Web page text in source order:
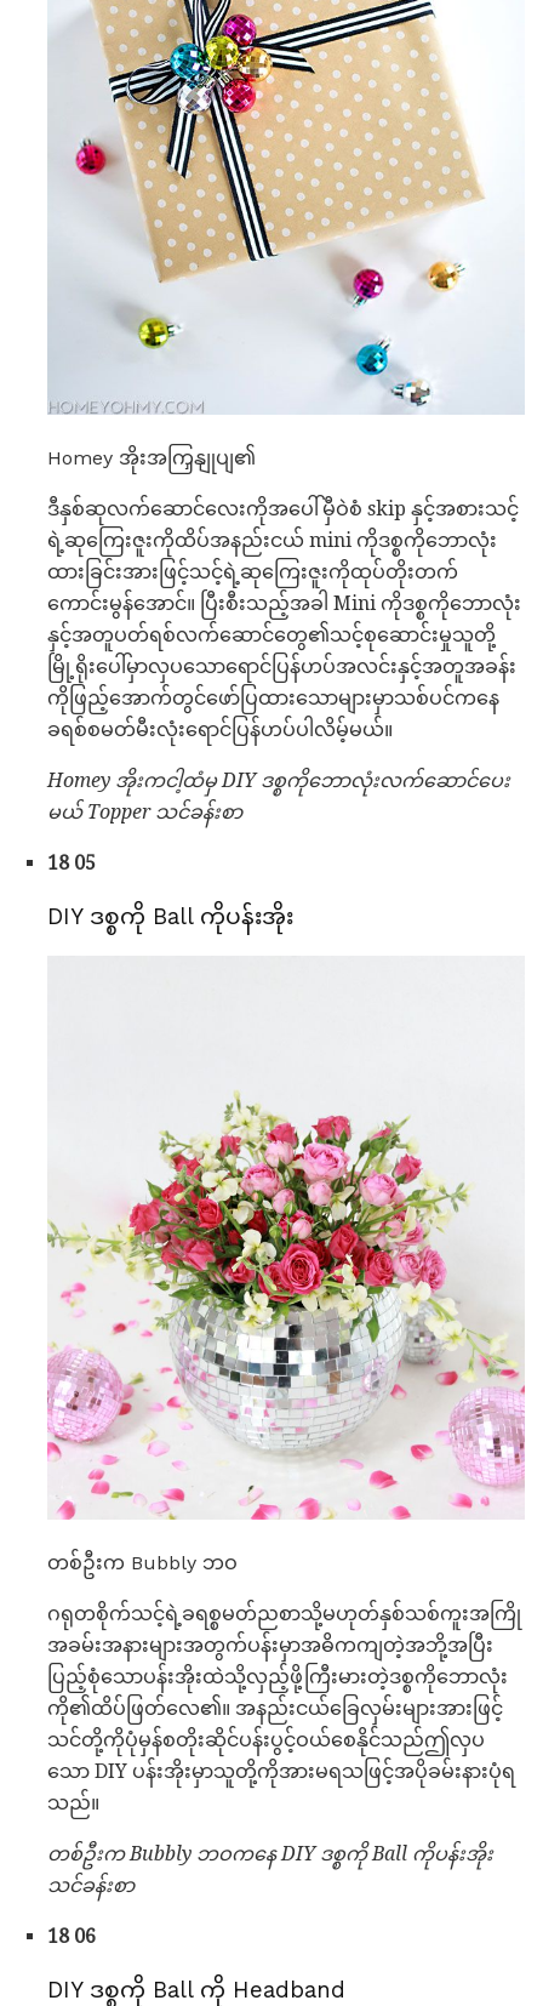
Homey အိုးအကြှနျုပျ၏
ဒီနှစ်ဆုလက်ဆောင်လေးကိုအပေါ်မှီဝဲစံ skip နှင့်အစားသင့်
ရဲ့ဆုကြေးဇူးကိုထိပ်အနည်းငယ် mini ကိုဒစ္စကိုဘောလုံး
ထားခြင်းအားဖြင့်သင့်ရဲ့ဆုကြေးဇူးကိုထုပ်တိုးတက်
ကောင်းမွန်အောင်။ ပြီးစီးသည့်အခါ Mini ကိုဒစ္စကိုဘောလုံး
နှင့်အတူပတ်ရစ်လက်ဆောင်တွေ၏သင့်စုဆောင်းမှုသူတို့
မြို့ရိုးပေါ်မှာလှပသောရောင်ပြန်ဟပ်အလင်းနှင့်အတူအခန်း
ကိုဖြည့်အောက်တွင်ဖော်ပြထားသောများမှာသစ်ပင်ကနေ
ခရစ်စမတ်မီးလုံးရောင်ပြန်ဟပ်ပါလိမ့်မယ်။
Homey အိုးကငါ့ထံမှ DIY ဒစ္စကိုဘောလုံးလက်ဆောင်ပေး
မယ် Topper သင်ခန်းစာ
18 05
DIY ဒစ္စကို Ball ကိုပန်းအိုး
တစ်ဦးက Bubbly ဘဝ
ဂရုတစိုက်သင့်ရဲ့ခရစ္စမတ်ညစာသို့မဟုတ်နှစ်သစ်ကူးအကြို
အခမ်းအနားများအတွက်ပန်းမှာအဓိကကျတဲ့အဘို့အပြီး
ပြည့်စုံသောပန်းအိုးထဲသို့လှည့်ဖို့ကြီးမားတဲ့ဒစ္စကိုဘောလုံး
ကို၏ထိပ်ဖြတ်လေ၏။ အနည်းငယ်ခြေလှမ်းများအားဖြင့်
သင်တို့ကိုပုံမှန်စတိုးဆိုင်ပန်းပွင့်ဝယ်စေနိုင်သည်ဤလှပ
သော DIY ပန်းအိုးမှာသူတို့ကိုအားမရသဖြင့်အပိုခမ်းနားပုံရ
သည်။
တစ်ဦးက Bubbly ဘဝကနေ DIY ဒစ္စကို Ball ကိုပန်းအိုး
သင်ခန်းစာ
18 06
DIY ဒစ္စကို Ball ကို Headband